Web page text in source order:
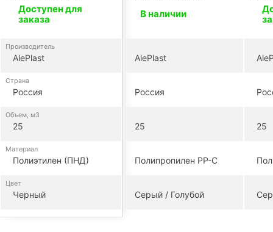
Доступен для
заказа
Производитель
AlePlast
Страна
Россия
Объем, м3
25
Материал
Полиэтилен (ПНД)
Цвет
Черный
В наличии
AlePlast
Россия
25
Полипропилен PP-C
Серый / Голубой
25